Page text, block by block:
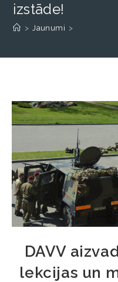
izstāde!
> Jaunumi >
DAVV
lekcijas un